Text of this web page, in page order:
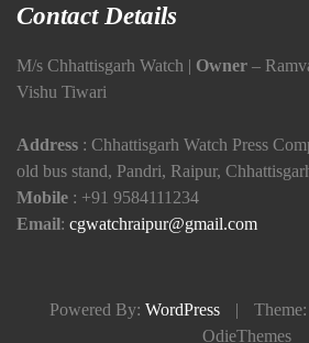
Contact Details
M/s Chhattisgarh Watch | Owner –
Vishu Tiwari
Address : Chhattisgarh Watch Press
old bus stand, Pandri, Raipur,
Mobile : +91 9584111234
Email: cgwatchraipur@gmail.com
Powered By: WordPress | Theme:
OdieThemes